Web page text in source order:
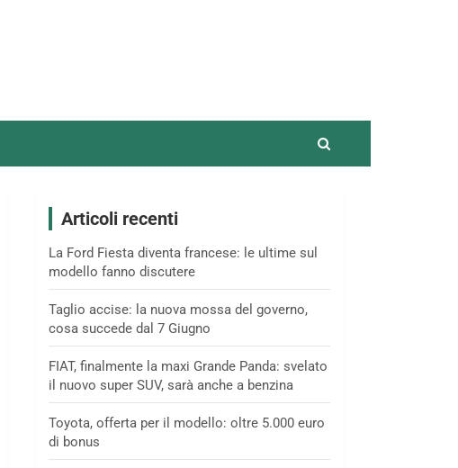
Articoli recenti
La Ford Fiesta diventa francese: le ultime sul
modello fanno discutere
Taglio accise: la nuova mossa del governo,
cosa succede dal 7 Giugno
FIAT, finalmente la maxi Grande Panda: svelato
il nuovo super SUV, sarà anche a benzina
Toyota, offerta per il modello: oltre 5.000 euro
di bonus